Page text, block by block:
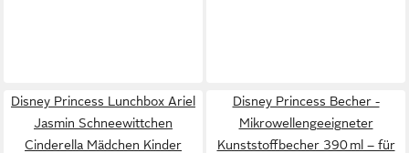
Disney Princess Lunchbox Ariel
Jasmin Schneewittchen
Cinderella Mädchen Kinder
Disney Princess Becher -
Mikrowellengeeigneter
Kunststoffbecher 390 ml – für